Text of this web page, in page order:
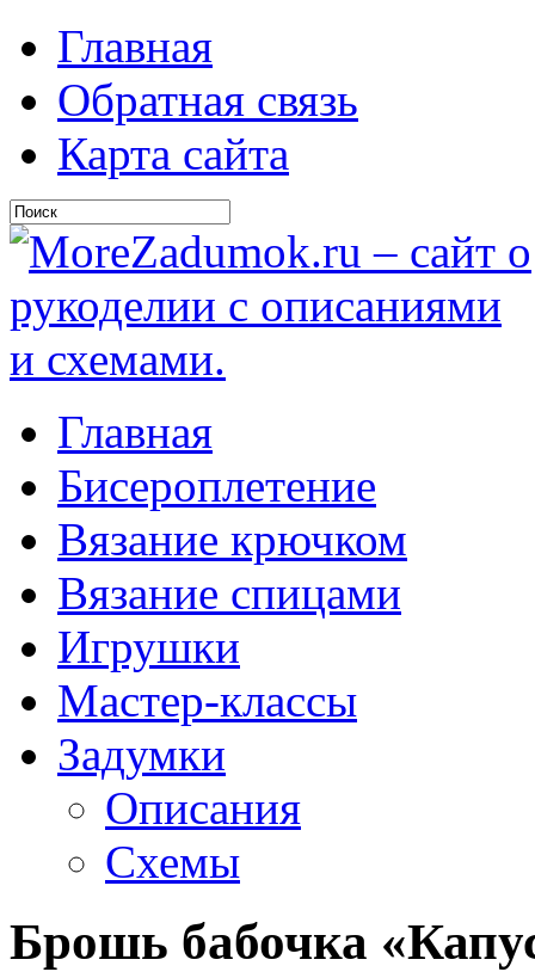
Главная
Обратная связь
Карта сайта
Главная
Бисероплетение
Вязание крючком
Вязание спицами
Игрушки
Мастер-классы
Задумки
Описания
Схемы
Брошь бабочка